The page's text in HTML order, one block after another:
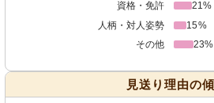
資格・免許
21%
人柄・対人姿勢
15%
その他
23%
見送り理由の